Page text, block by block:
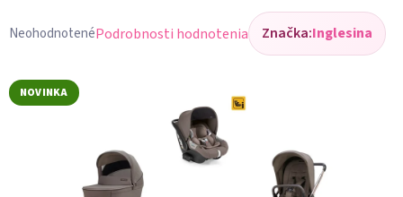
Priemerné
produktu
NeohodnotenéPodrobnosti hodnotenia Značka:Inglesina
NOVINKA